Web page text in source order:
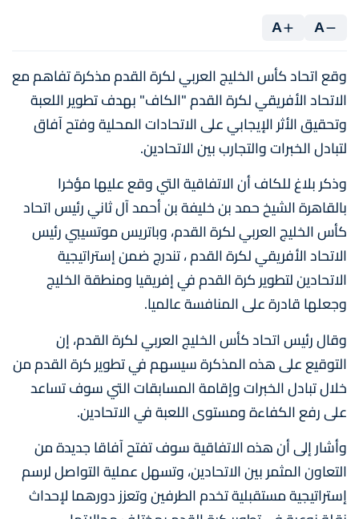
A
A
وقع اتحاد كأس الخليج العربي لكرة القدم مذكرة تفاهم مع
الاتحاد الأفريقي لكرة القدم "الكاف" بهدف تطوير اللعبة
وتحقيق الأثر الإيجابي على الاتحادات المحلية وفتح آفاق
لتبادل الخبرات والتجارب بين الاتحادين.
وذكر بلاغ للكاف أن الاتفاقية التي وقع عليها مؤخرا
بالقاهرة الشيخ حمد بن خليفة بن أحمد آل ثاني رئيس اتحاد
كأس الخليج العربي لكرة القدم، وباتريس موتسيبي رئيس
الاتحاد الأفريقي لكرة القدم ، تندرج ضمن إستراتيجية
الاتحادين لتطوير كرة القدم في إفريقيا ومنطقة الخليج
وجعلها قادرة على المنافسة عالميا.
وقال رئيس اتحاد كأس الخليج العربي لكرة القدم، إن
التوقيع على هذه المذكرة سيسهم في تطوير كرة القدم من
خلال تبادل الخبرات وإقامة المسابقات التي سوف تساعد
على رفع الكفاءة ومستوى اللعبة في الاتحادين.
وأشار إلى أن هذه الاتفاقية سوف تفتح آفاقا جديدة من
التعاون المثمر بين الاتحادين، وتسهل عملية التواصل لرسم
إستراتيجية مستقبلية تخدم الطرفين وتعزز دورهما لإحداث